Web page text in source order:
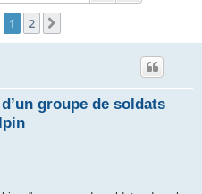
c
1 2
groupe de soldats